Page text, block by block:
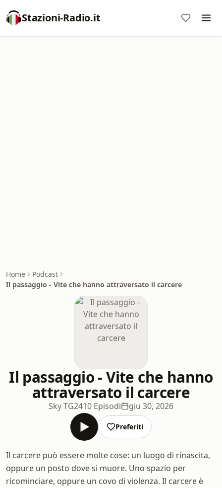
Stazioni-Radio.it
Home
Podcast
Il passaggio - Vite che hanno attraversato il carcere
Il passaggio - Vite che hanno
attraversato il carcere
Sky TG2410 Episodi giu 30, 2026
Preferiti
Il carcere può essere molte cose: un luogo di rinascita,
oppure un posto dove si muore. Uno spazio per
ricominciare, oppure un covo di violenza. Il carcere è